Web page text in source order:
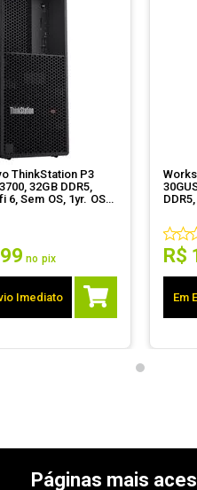
ThinkStation P3
32GB DDR5,
6, Sem OS, 1yr. OS
99 no pix
Imediato
1yr.
R$
Em
Páginas mais